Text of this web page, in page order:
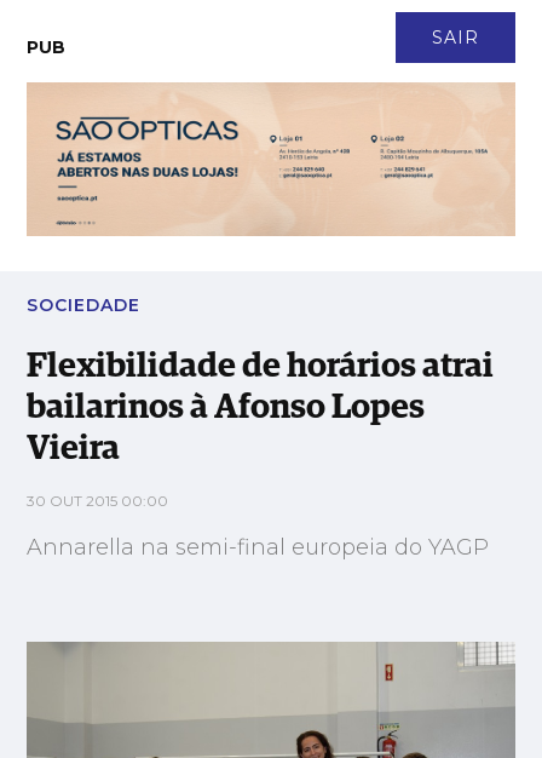
SAIR
PUB
Flexibilidade de horários atrai bailarinos à Afonso Lopes Vieira
SOCIEDADE
Flexibilidade de horários atrai
bailarinos à Afonso Lopes
Vieira
30 OUT 2015 00:00
Annarella na semi-final europeia do YAGP